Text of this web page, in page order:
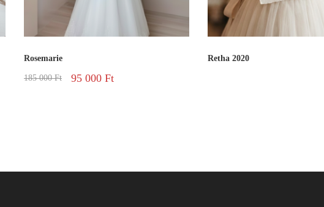
Rosemarie
185 000Ft 95 000 Ft
Retha 2020